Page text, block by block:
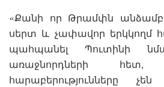
«Քանի որ Թրամփն
սերտ և չափավոր երկկողմ
պահպանել Պուտինի
առաջնորդների հետ,
հարաբերությունները